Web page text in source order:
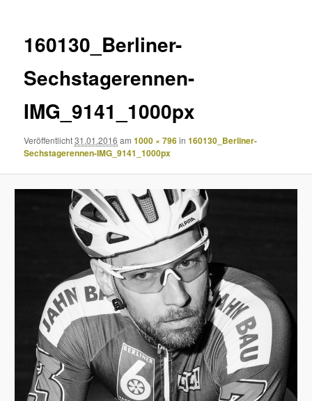
160130_Berliner-
Sechstagerennen-
IMG_9141_1000px
Veröffentlicht31.01.2016 am1000 × 796in160130_Berliner-
Sechstagerennen-IMG_9141_1000px